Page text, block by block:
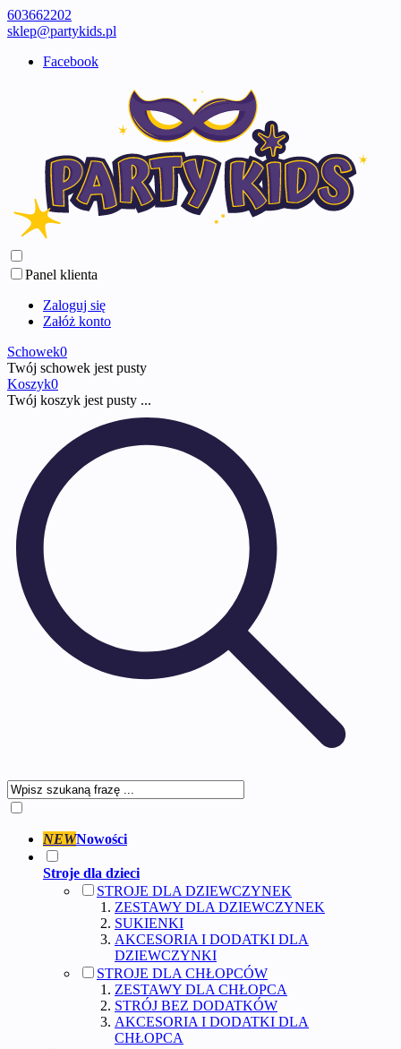
603662202
sklep@partykids.pl
Facebook
Panel klienta
Zaloguj się
Załóż konto
Schowek0
Twój schowek jest pusty
Koszyk0
Twój koszyk jest pusty ...
NEWNowości
Stroje dla dzieci
STROJE DLA DZIEWCZYNEK
ZESTAWY DLA DZIEWCZYNEK
SUKIENKI
AKCESORIA I DODATKI DLA
DZIEWCZYNKI
STROJE DLA CHŁOPCÓW
ZESTAWY DLA CHŁOPCA
STRÓJ BEZ DODATKÓW
AKCESORIA I DODATKI DLA
CHŁOPCA